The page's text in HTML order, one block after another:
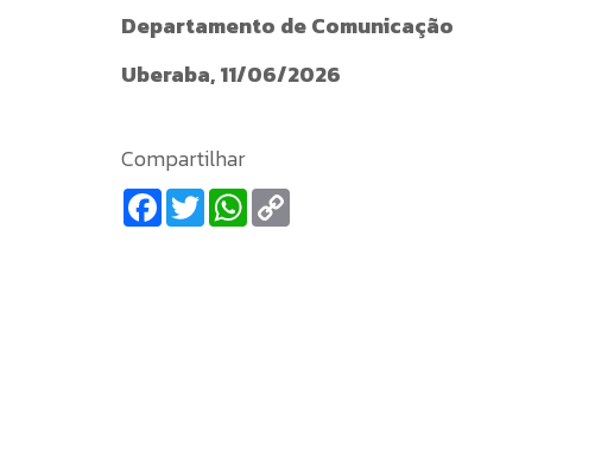
Departamento de Comunicação
Uberaba, 11/06/2026
Compartilhar
Facebook
TwitterWhatsApp